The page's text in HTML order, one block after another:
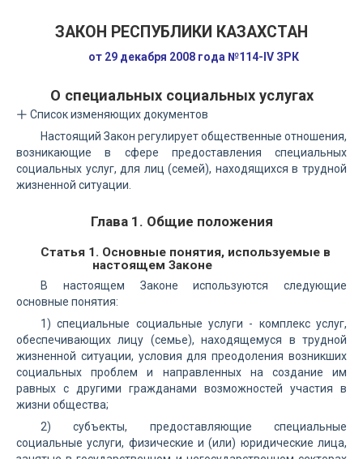
ЗАКОН РЕСПУБЛИКИ КАЗАХСТАН
от 29 декабря 2008 года №114-IV ЗРК
О специальных социальных услугах
Список изменяющих документов
Настоящий Закон регулирует общественные отношения,
возникающие в сфере предоставления специальных
социальных услуг, для лиц (семей), находящихся в трудной
жизненной ситуации.
Глава 1. Общие положения
Статья 1. Основные понятия, используемые в
настоящем Законе
В настоящем Законе используются следующие
основные понятия:
1) специальные социальные услуги - комплекс услуг,
обеспечивающих лицу (семье), находящемуся в трудной
жизненной ситуации, условия для преодоления возникших
социальных проблем и направленных на создание им
равных с другими гражданами возможностей участия в
жизни общества;
2) субъекты, предоставляющие специальные
социальные услуги, физические и (или) юридические лица,